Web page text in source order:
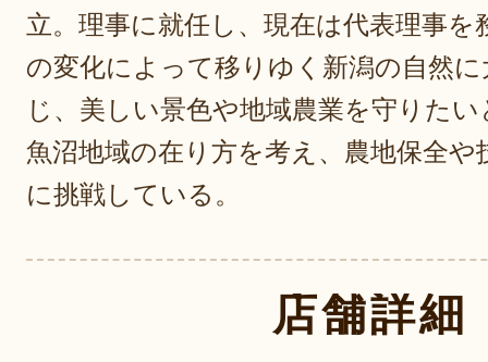
立。理事に就任し、現在は代表理事を
の変化によって移りゆく新潟の自然
じ、美しい景色や地域農業を守りた
魚沼地域の在り方を考え、農地保全や
に挑戦している。
店舗詳細